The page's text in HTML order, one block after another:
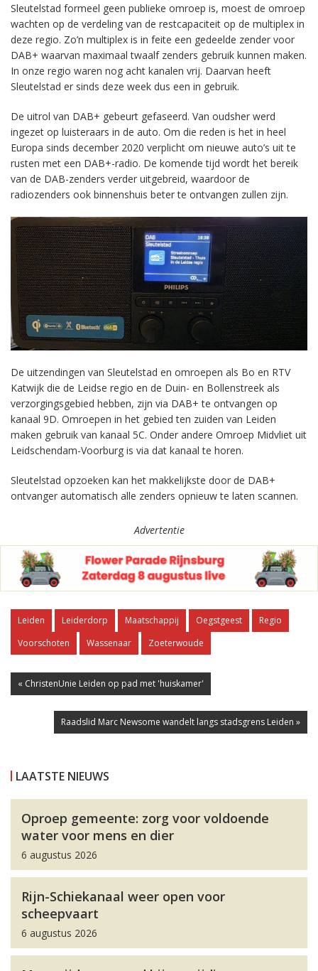
Sleutelstad formeel geen publieke omroep is, moest de omroep
wachten op de verdeling van de restcapaciteit op de multiplex in
deze regio. Zo’n multiplex is in feite een gedeelde zender voor
DAB+ waarvan maximaal twaalf zenders gebruik kunnen maken.
In onze regio waren nog acht kanalen vrij. Daarvan heeft
Sleutelstad er sinds deze week dus een in gebruik.
De uitrol van DAB+ gebeurt gefaseerd. Van oudsher werd
ingezet op luisteraars in de auto. Om die reden is het in heel
Europa sinds december 2020 verplicht om nieuwe auto’s uit te
rusten met een DAB+-radio. De komende tijd wordt het bereik
van de DAB-zenders verder uitgebreid, waardoor de
radiozenders ook binnenshuis beter te ontvangen zullen zijn.
De uitzendingen van Sleutelstad en omroepen als Bo en RTV
Katwijk die de Leidse regio en de Duin- en Bollenstreek als
verzorgingsgebied hebben, zijn via DAB+ te ontvangen op
kanaal 9D. Omroepen in het gebied ten zuiden van Leiden
maken gebruik van kanaal 5C. Onder andere Omroep Midvliet uit
Leidschendam-Voorburg is via dat kanaal te horen.
Sleutelstad opzoeken kan het makkelijkste door de DAB+
ontvanger automatisch alle zenders opnieuw te laten scannen.
Advertentie
Leiden Leiderdorp Maatschappij Oegstgeest
Regio
Voorschoten
Wassenaar Zoeterwoude
« ChristenUnie Leiden op pad met 'huiskamer'
Raadslid Marc Newsome wandelt langs stadsgrens Leiden »
LAATSTE NIEUWS
Oproep gemeente: zorg voor voldoende
water voor mens en dier
6 augustus 2026
Rijn-Schiekanaal weer open voor
scheepvaart
6 augustus 2026